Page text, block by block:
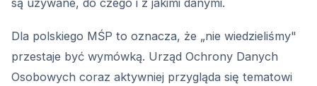
są używane, do czego i z jakimi danymi.
Dla polskiego MŚP to oznacza, że „nie wiedzieliśmy"
przestaje być wymówką. Urząd Ochrony Danych
Osobowych coraz aktywniej przygląda się tematowi